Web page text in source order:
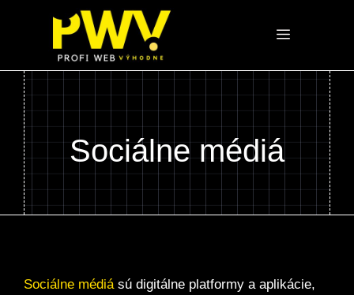
Menu
Sociálne médiá
Sociálne médiású digitálne platformy a aplikácie,